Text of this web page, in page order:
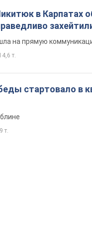
в Карпатах
на прямую
14,6 т.
стартовало в
т.